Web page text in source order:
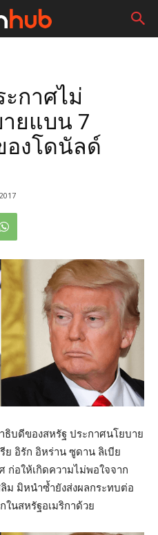
ะกาศไม่
ยแบน 7
องโดนัลด์
บดีของสหรัฐ ประกาศนโยบาย
อิรัก อิหร่าน ซูดาน ลิเบีย
ก่อให้เกิดความไม่พอใจจาก
ม มิหนำซ้ำยังส่งผลกระทบต่อ
นสหรัฐอเมริกาด้วย